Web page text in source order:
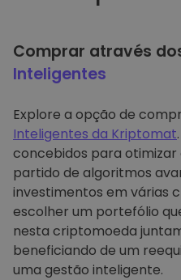
Comprar através
Inteligentes
Explore a opção de
Inteligentes da Kriptomat
concebidos para
partido de algoritmos
investimentos em várias
escolher um portefólio
nesta criptomoeda
beneficiando de um
uma gestão inteligente.